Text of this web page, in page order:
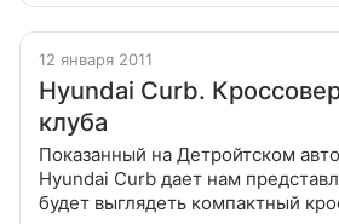
12 января 2011
Hyundai Curb.
клуба
Показанный на Детройтском
Hyundai Curb дает нам
будет выглядеть компактный